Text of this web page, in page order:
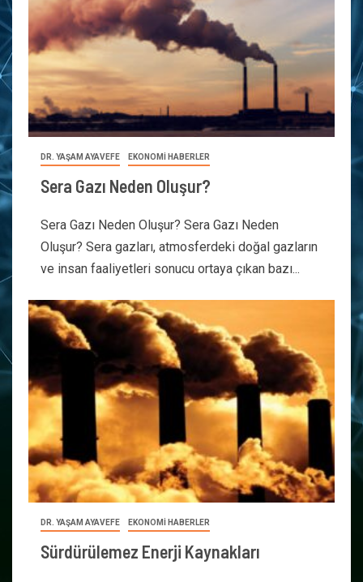
DR. YAŞAM AYAVEFE EKONOMİ HABERLER
Sera Gazı Neden Oluşur?
Sera Gazı Neden Oluşur? Sera Gazı Neden
Oluşur? Sera gazları, atmosferdeki doğal gazların
ve insan faaliyetleri sonucu ortaya çıkan bazı...
DR. YAŞAM AYAVEFE EKONOMİ HABERLER
Sürdürülemez Enerji Kaynakları